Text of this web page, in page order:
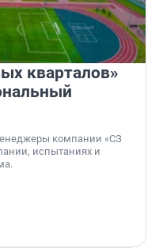
кварталов»
компании «СЗ
испытаниях и